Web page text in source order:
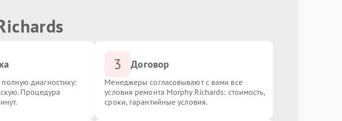
диагностику:
Процедура
3 Договор
Менеджеры согласовывают с вами все
условия ремонта Morphy Richards: стоимость,
сроки, гарантийные условия.